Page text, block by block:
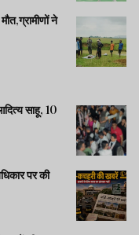
ने
साहू, 10
पर की